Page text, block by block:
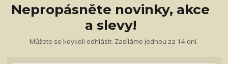
Nepropásněte novinky, akce
a slevy!
Můžete se kdykoli odhlásit. Zasíláme jednou za 14 dní.